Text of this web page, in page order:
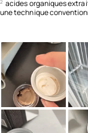
2 acides organiques
une technique